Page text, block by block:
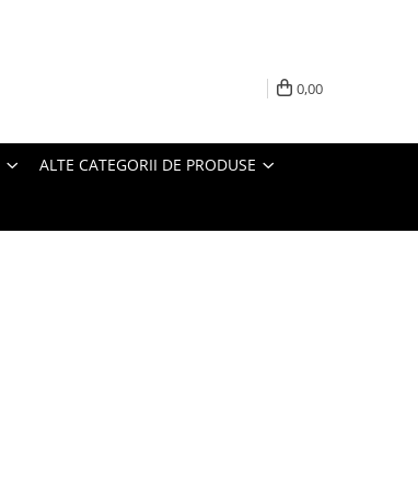
0,00
ALTE CATEGORII DE PRODUSE